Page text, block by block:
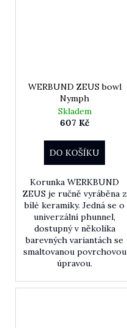
WERBUND ZEUS bowl
Nymph
Skladem
607 Kč
DO KOŠÍKU
Korunka WERKBUND
ZEUS je ručně vyráběna z
bílé keramiky. Jedná se o
univerzální phunnel,
dostupný v několika
barevných variantách se
smaltovanou povrchovou
úpravou.